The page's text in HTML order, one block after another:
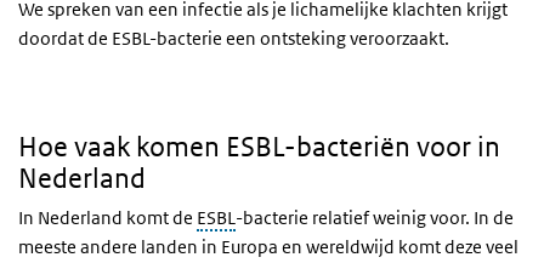
We spreken van een infectie als je lichamelijke klachten krijgt
doordat de ESBL-bacterie een ontsteking veroorzaakt.
Hoe vaak komen ESBL-bacteriën voor in
Nederland
In Nederland komt de ESBL-bacterie relatief weinig voor. In de
meeste andere landen in Europa en wereldwijd komt deze veel